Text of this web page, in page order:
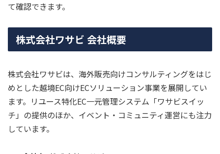
て確認できます。
株式会社ワサビ 会社概要
株式会社ワサビは、海外販売向けコンサルティングをはじ
めとした越境EC向けECソリューション事業を展開してい
ます。リユース特化EC一元管理システム「ワサビスイッ
チ」の提供のほか、イベント・コミュニティ運営にも注力
しています。